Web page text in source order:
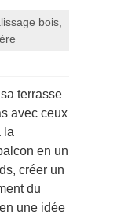
bois,
terrasse
avec ceux
la
en un
créer un
du
une idée